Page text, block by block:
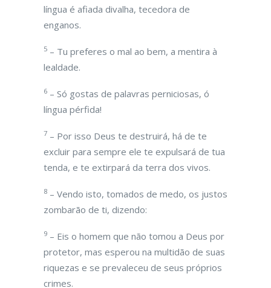
língua é afiada divalha, tecedora de
enganos.
5 – Tu preferes o mal ao bem, a mentira à
lealdade.
6 – Só gostas de palavras perniciosas, ó
língua pérfida!
7 – Por isso Deus te destruirá, há de te
excluir para sempre ele te expulsará de tua
tenda, e te extirpará da terra dos vivos.
8 – Vendo isto, tomados de medo, os justos
zombarão de ti, dizendo:
9 – Eis o homem que não tomou a Deus por
protetor, mas esperou na multidão de suas
riquezas e se prevaleceu de seus próprios
crimes.